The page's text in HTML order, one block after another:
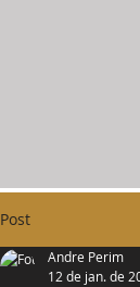
Post
Andre Perim
12 de jan. de